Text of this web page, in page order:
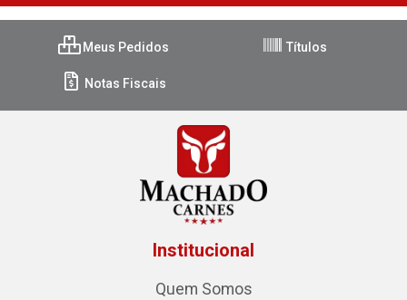
Meus Pedidos Títulos
Notas Fiscais
Institucional
Quem Somos